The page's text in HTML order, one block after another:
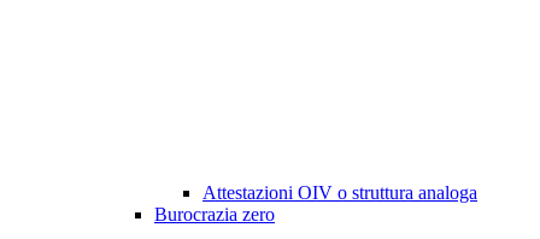
Attestazioni OIV o struttura analoga
Burocrazia zero